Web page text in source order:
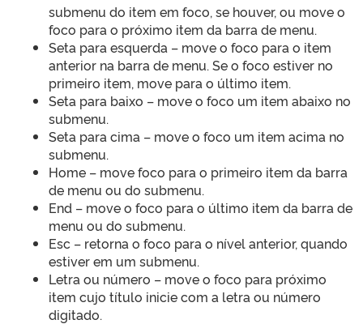
submenu do item em foco, se houver, ou move o
foco para o próximo item da barra de menu.
Seta para esquerda – move o foco para o item
anterior na barra de menu. Se o foco estiver no
primeiro item, move para o último item.
Seta para baixo – move o foco um item abaixo no
submenu.
Seta para cima – move o foco um item acima no
submenu.
Home – move foco para o primeiro item da barra
de menu ou do submenu.
End – move o foco para o último item da barra de
menu ou do submenu.
Esc – retorna o foco para o nível anterior, quando
estiver em um submenu.
Letra ou número – move o foco para próximo
item cujo título inicie com a letra ou número
digitado.